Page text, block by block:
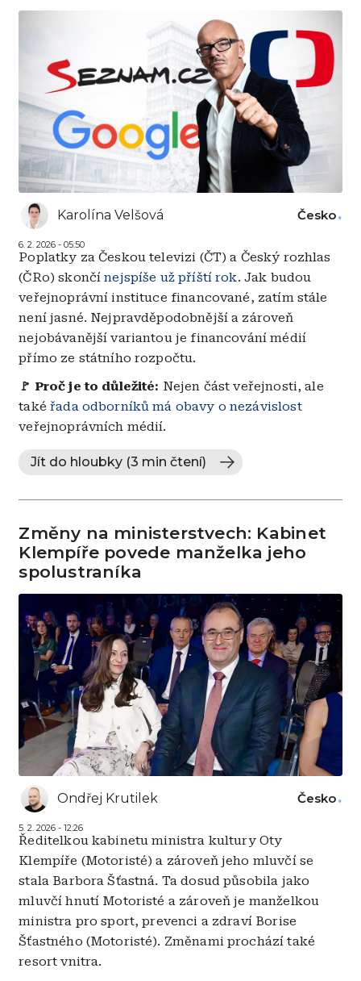
Karolína Velšová
6. 2. 2026 - 05:50
Česko
Poplatky za Českou televizi (ČT) a Český rozhlas
(ČRo) skončínejspíše už příští rok. Jak budou
veřejnoprávní instituce financované, zatím stále
není jasné. Nejpravděpodobnější a zároveň
nejobávanější variantou je financování médií
přímo ze státního rozpočtu.
🚩 Proč je to důležité: Nejen část veřejnosti, ale
takéřada odborníků má obavy o nezávislost
veřejnoprávních médií.
Jít do hloubky (3 min čtení)
Změny na ministerstvech: Kabinet
Klempíře povede manželka jeho
spolustraníka
Ondřej Krutilek
5. 2. 2026 - 12:26
Česko
Ředitelkou kabinetu ministra kultury Oty
Klempíře (Motoristé) a zároveň jeho mluvčí se
stala Barbora Šťastná. Ta dosud působila jako
mluvčí hnutí Motoristé a zároveň je manželkou
ministra pro sport, prevenci a zdraví Borise
Šťastného (Motoristé). Změnami prochází také
resort vnitra.